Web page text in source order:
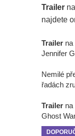
Trailer
najdete
Trailer na
Jennifer
Nemilé
řadách
Trailer
Ghost